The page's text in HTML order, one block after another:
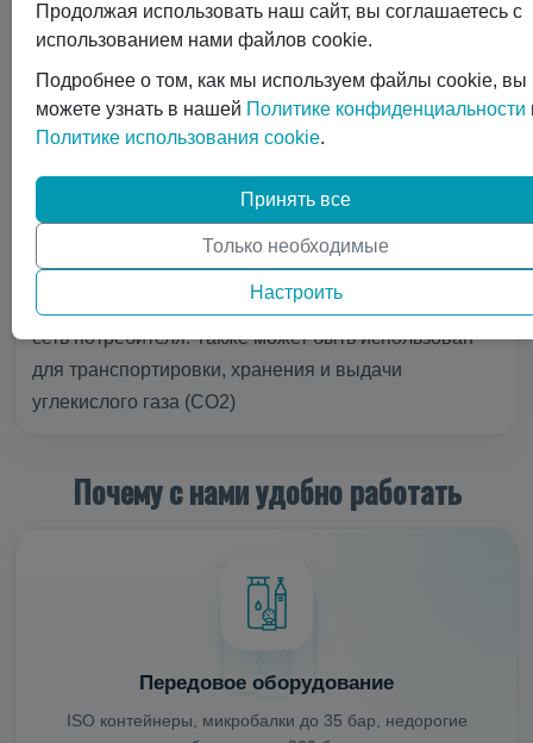
Расчетный срок службы, лет
Сосуд для криогенных жидкостей, работающий под
давлением, с вакуумно-экранной изоляцией может
обеспечивать автоматическую и постоянную выдачу
газообразного продукта под заданным давлением в
сеть потребителя. Также может быть использован
для транспортировки, хранения и выдачи
углекислого газа (СО2)
Почему с нами удобно работать
Передовое оборудование
ISO контейнеры, микробалки до 35 бар, недорогие
Продолжая использовать наш сайт, вы соглашаетесь с
использованием нами файлов cookie.
Подробнее о том, как мы используем файлы cookie, вы
можете узнать в нашей Политике конфиденциальности
Политике использования cookie.
Принять все
Только необходимые
Настроить